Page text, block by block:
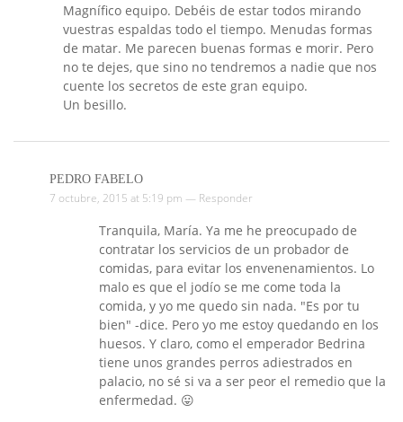
Magnífico equipo. Debéis de estar todos mirando
vuestras espaldas todo el tiempo. Menudas formas
de matar. Me parecen buenas formas e morir. Pero
no te dejes, que sino no tendremos a nadie que nos
cuente los secretos de este gran equipo.
Un besillo.
PEDRO FABELO
7 octubre, 2015 at 5:19 pm — Responder
Tranquila, María. Ya me he preocupado de
contratar los servicios de un probador de
comidas, para evitar los envenenamientos. Lo
malo es que el jodío se me come toda la
comida, y yo me quedo sin nada. "Es por tu
bien" -dice. Pero yo me estoy quedando en los
huesos. Y claro, como el emperador Bedrina
tiene unos grandes perros adiestrados en
palacio, no sé si va a ser peor el remedio que la
enfermedad. 😛